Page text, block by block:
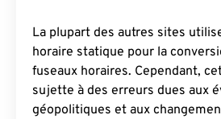
La plupart des autres sites
horaire statique pour la
fuseaux horaires. Cependant,
sujette à des erreurs dues aux
géopolitiques et aux